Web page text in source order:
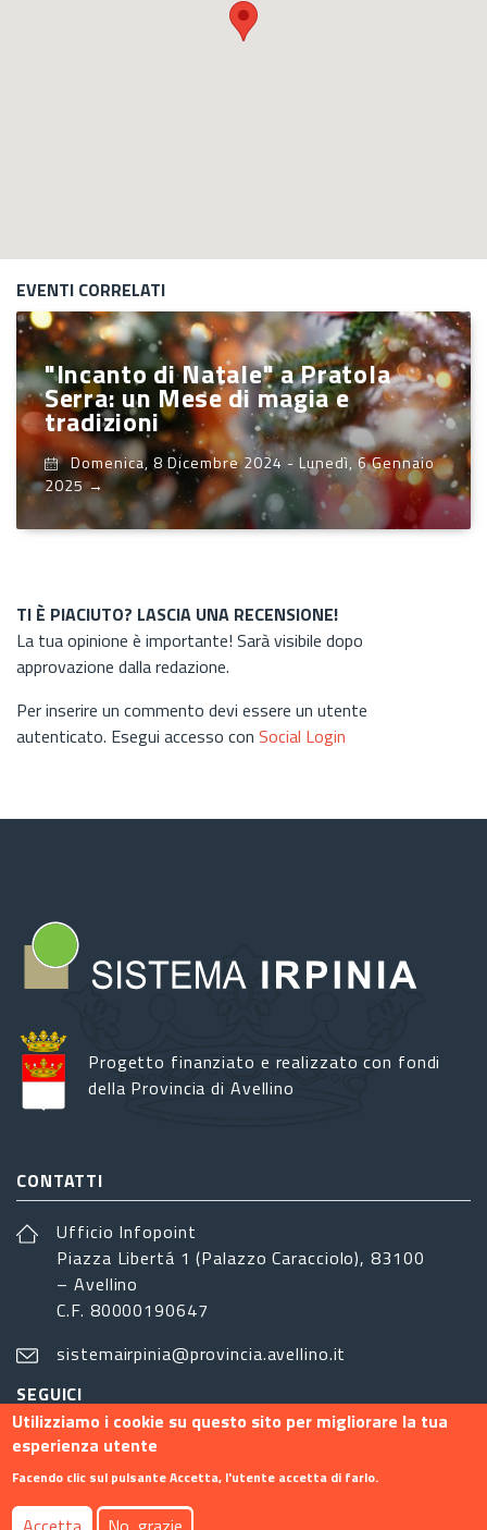
EVENTI CORRELATI
"Incanto di Natale" a Pratola
Serra: un Mese di magia e
tradizioni
Domenica, 8 Dicembre 2024 - Lunedì, 6 Gennaio
2025→
TI È PIACIUTO? LASCIA UNA RECENSIONE!
La tua opinione è importante! Sarà visibile dopo
approvazione dalla redazione.
Per inserire un commento devi essere un utente
autenticato. Esegui accesso con Social Login
Progetto finanziato e realizzato con fondi
della Provincia di Avellino
CONTATTI
Ufficio Infopoint
Piazza Libertá 1 (Palazzo Caracciolo), 83100
– Avellino
C.F. 80000190647
sistemairpinia@provincia.avellino.it
SEGUICI
Utilizziamo i cookie su questo sito per migliorare la tua
esperienza utente
Facendo clic sul pulsante Accetta, l'utente accetta di farlo.